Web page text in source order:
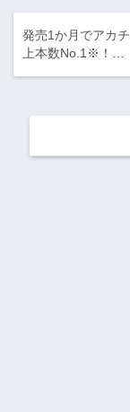
発売1か月でアカ
上本数No.1※！…